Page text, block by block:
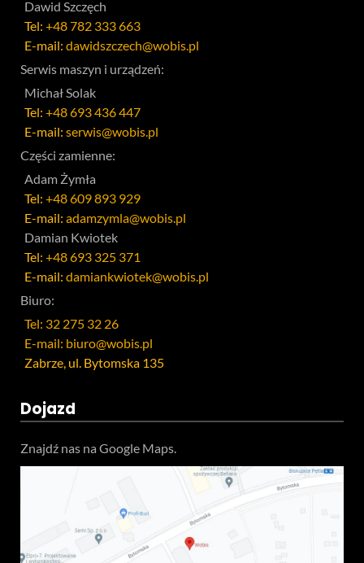
Dawid Szczęch
Tel: +48 782 333 663
E-mail: dawidszczech@wobis.pl
Serwis maszyn i urządzeń:
Michał Solak
Tel: +48 693 436 447
E-mail: serwis@wobis.pl
Części zamienne:
Adam Żymła
Tel: +48 609 893 929
E-mail: adamzymla@wobis.pl
Damian Kwiotek
Tel: +48 693 325 371
E-mail: damiankwiotek@wobis.pl
Biuro:
Tel: 32 275 32 26
E-mail: biuro@wobis.pl
Zabrze, ul. Bytomska 135
Dojazd
Znajdź nas na Google Maps.